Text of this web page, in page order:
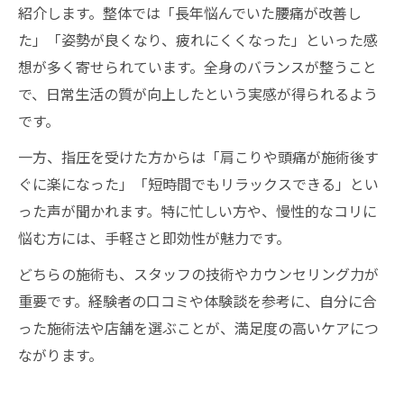
紹介します。整体では「長年悩んでいた腰痛が改善し
た」「姿勢が良くなり、疲れにくくなった」といった感
想が多く寄せられています。全身のバランスが整うこと
で、日常生活の質が向上したという実感が得られるよう
です。
一方、指圧を受けた方からは「肩こりや頭痛が施術後す
ぐに楽になった」「短時間でもリラックスできる」とい
った声が聞かれます。特に忙しい方や、慢性的なコリに
悩む方には、手軽さと即効性が魅力です。
どちらの施術も、スタッフの技術やカウンセリング力が
重要です。経験者の口コミや体験談を参考に、自分に合
った施術法や店舗を選ぶことが、満足度の高いケアにつ
ながります。